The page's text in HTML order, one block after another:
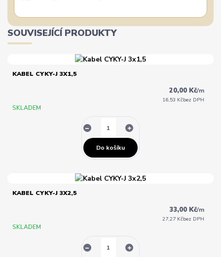
SOUVISEJÍCÍ PRODUKTY
KABEL CYKY-J 3X1,5
20,00 Kč/m
16,53 Kčbez DPH
SKLADEM
Do košíku
KABEL CYKY-J 3X2,5
33,00 Kč/m
27,27 Kčbez DPH
SKLADEM